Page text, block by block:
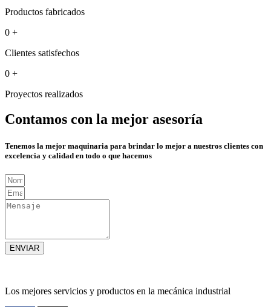
Productos fabricados
0 +
Clientes satisfechos
0 +
Proyectos realizados
Contamos con la mejor asesoría
Tenemos la mejor maquinaria para brindar lo mejor a nuestros clientes con
excelencia y calidad en todo o que hacemos
ENVIAR
Los mejores servicios y productos en la mecánica industrial